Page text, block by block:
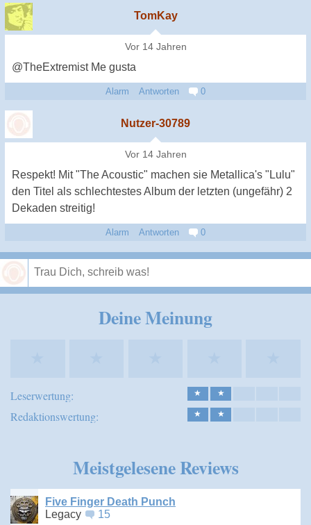
TomKay
Vor 14 Jahren
@TheExtremist Me gusta
Alarm Antworten 0
Nutzer-30789
Vor 14 Jahren
Respekt! Mit "The Acoustic" machen sie Metallica's "Lulu"
den Titel als schlechtestes Album der letzten (ungefähr) 2
Dekaden streitig!
Alarm Antworten 0
Deine Meinung
Leserwertung: ★ ★
Redaktionswertung: ★ ★
Meistgelesene Reviews
Five Finger Death Punch
Legacy
15